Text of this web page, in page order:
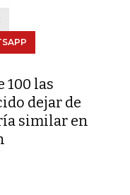
100 las
dejar de
similar en